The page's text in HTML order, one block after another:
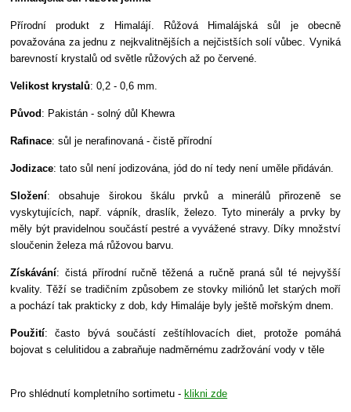
Přírodní produkt z Himalájí. Růžová Himalájská sůl je obecně
považována za jednu z nejkvalitnějších a nejčistších solí vůbec. Vyniká
barevností krystalů od světle růžových až po červené.
Velikost krystalů: 0,2 - 0,6 mm.
Původ : Pakistán - solný důl Khewra
Rafinace: sůl je nerafinovaná - čistě přírodní
Jodizace: tato sůl není jodizována, jód do ní tedy není uměle přidáván.
Složení: obsahuje širokou škálu prvků a minerálů přirozeně se
vyskytujících, např. vápník, draslík, železo. Tyto minerály a prvky by
měly být pravidelnou součástí pestré a vyvážené stravy. Díky množství
sloučenin železa má růžovou barvu.
Získávání: čistá přírodní ručně těžená a ručně praná sůl té nejvyšší
kvality. Těží se tradičním způsobem ze stovky miliónů let starých moří
a pochází tak prakticky z dob, kdy Himaláje byly ještě mořským dnem.
Použití: často bývá součástí zeštíhlovacích diet, protože pomáhá
bojovat s celulitidou a zabraňuje nadměrnému zadržování vody v těle
Pro shlédnutí kompletního sortimetu - klikni zde